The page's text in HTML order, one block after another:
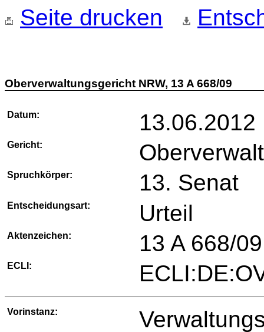
Seite drucken
Oberverwaltungsgericht NRW, 13 A 668/09
Datum: 13.06.2012
Gericht:
Spruchkörper: 13. Senat
Entscheidungsart: Urteil
Aktenzeichen: 13 A 668/09
ECLI:
Vorinstanz: